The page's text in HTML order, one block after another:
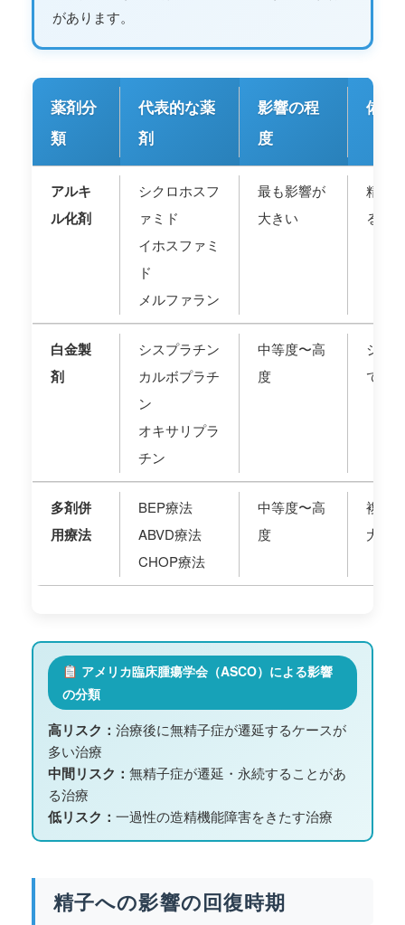
があります。
薬剤分
類
代表的な薬
剤
影響の程
度
備考
アルキ
ル化剤
シクロホスフ
ァミド
イホスファミ
ド
メルファラン
最も影響が
大きい
精細
る
白金製
剤
シスプラチン
カルボプラチ
ン
オキサリプラ
チン
中等度〜高
度
シス
でリ
多剤併
用療法
BEP療法
ABVD療法
CHOP療法
中等度〜高
度
複数
大
アメリカ臨床腫瘍学会（ASCO）による影響
の分類
高リスク： 治療後に無精子症が遷延するケースが
多い治療
中間リスク： 無精子症が遷延・永続することがあ
る治療
低リスク： 一過性の造精機能障害をきたす治療
精子への影響の回復時期